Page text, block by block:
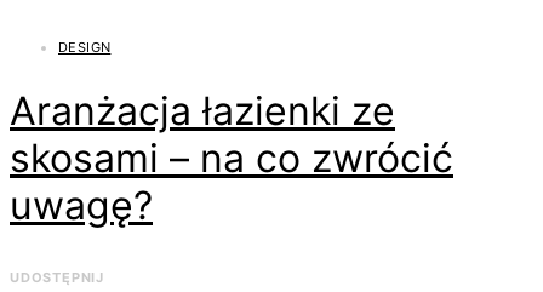
DESIGN
Aranżacja łazienki ze
skosami – na co zwrócić
uwagę?
UDOSTĘPNIJ